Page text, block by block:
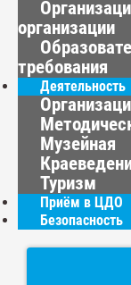
организации
требования
Деятельность
Музейная
Туризм
Приём в ЦДО
Безопасность